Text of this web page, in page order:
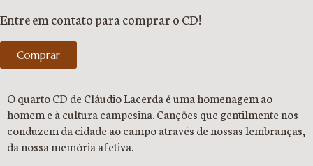
Entre em contato para comprar o CD!
Comprar
O quarto CD de Cláudio Lacerda é uma homenagem ao
homem e à cultura campesina. Canções que gentilmente nos
conduzem da cidade ao campo através de nossas lembranças,
da nossa memória afetiva.